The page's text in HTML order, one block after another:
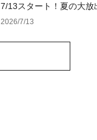
7/13スタート！夏の大放
開幕
2026/7/13